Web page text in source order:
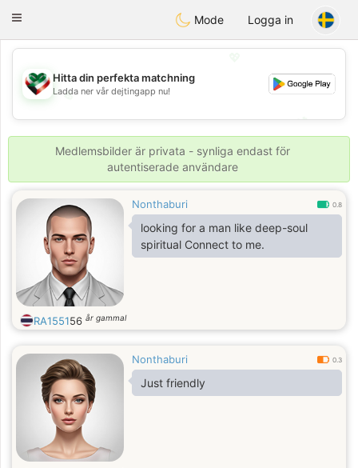
KuwaitChat
Toggle
Mode Logga in
💖
💕
💕
Hitta din perfekta matchning
Ladda ner vår dejtingapp nu!
Medlemsbilder är privata - synliga endast för
autentiserade användare
Nonthaburi 0.8
looking for a man like deep-soul
spiritual Connect to me.
RA155156 år gammal
Nonthaburi 0.3
Just friendly